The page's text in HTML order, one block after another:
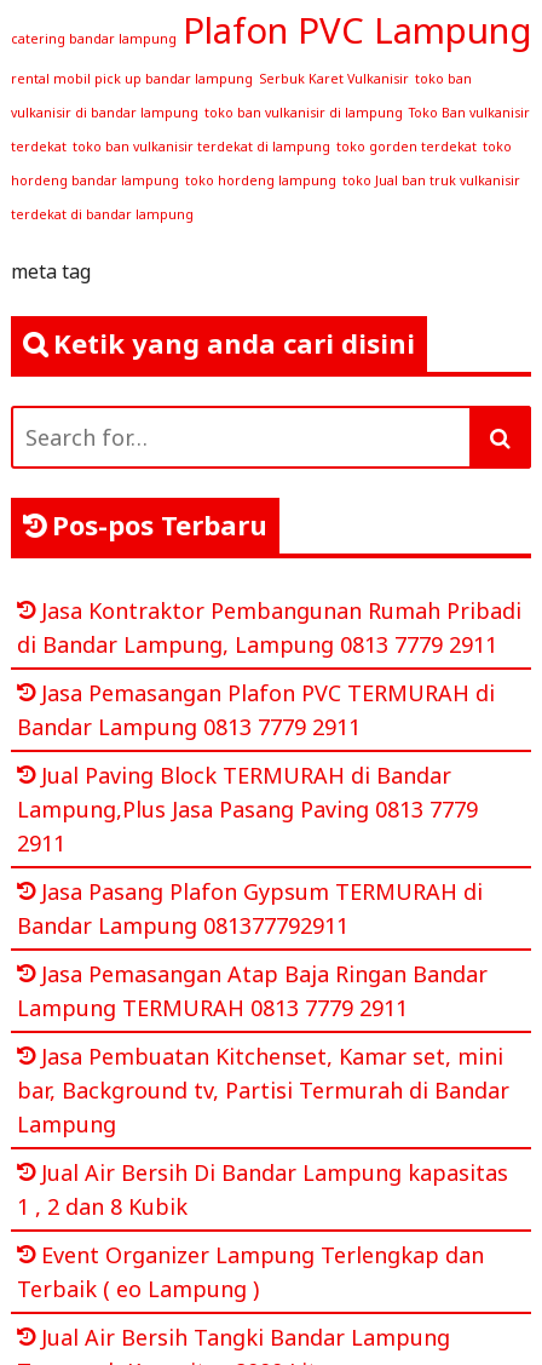
catering bandar lampung Plafon PVC Lampung
rental mobil pick up bandar lampung Serbuk Karet Vulkanisir toko ban
vulkanisir di bandar lampung toko ban vulkanisir di lampung Toko Ban vulkanisir
terdekat toko ban vulkanisir terdekat di lampung toko gorden terdekat toko
hordeng bandar lampung toko hordeng lampung toko Jual ban truk vulkanisir
terdekat di bandar lampung
meta tag
Ketik yang anda cari disini
for:
Pos-pos Terbaru
Jasa Kontraktor Pembangunan Rumah Pribadi
di Bandar Lampung, Lampung 0813 7779 2911
Jasa Pemasangan Plafon PVC TERMURAH di
Bandar Lampung 0813 7779 2911
Jual Paving Block TERMURAH di Bandar
Lampung,Plus Jasa Pasang Paving 0813 7779
2911
Jasa Pasang Plafon Gypsum TERMURAH di
Bandar Lampung 081377792911
Jasa Pemasangan Atap Baja Ringan Bandar
Lampung TERMURAH 0813 7779 2911
Jasa Pembuatan Kitchenset, Kamar set, mini
bar, Background tv, Partisi Termurah di Bandar
Lampung
Jual Air Bersih Di Bandar Lampung kapasitas
1 , 2 dan 8 Kubik
Event Organizer Lampung Terlengkap dan
Terbaik ( eo Lampung )
Jual Air Bersih Tangki Bandar Lampung